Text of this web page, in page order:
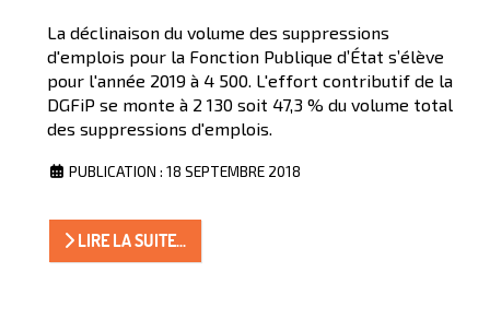
La déclinaison du volume des suppressions
d'emplois pour la Fonction Publique d’État s’élève
pour l'année 2019 à 4 500. L'effort contributif de la
DGFiP se monte à 2 130 soit 47,3 % du volume total
des suppressions d'emplois.
PUBLICATION : 18 SEPTEMBRE 2018
LIRE LA SUITE...